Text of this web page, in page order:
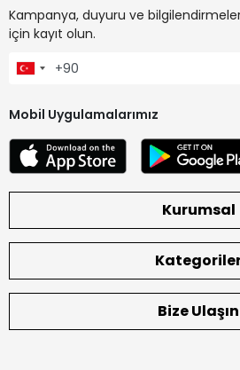
Kampanya, duyuru ve
için kayıt olun.
Mobil Uygulamalarımız
Kurumsal
Bize Ulaşın